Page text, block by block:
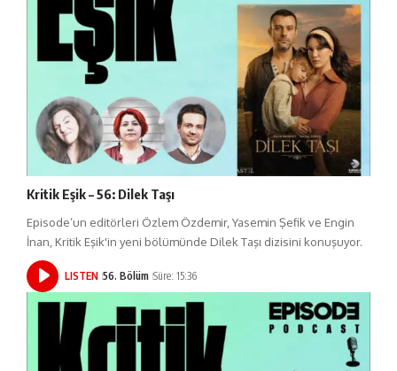
Kritik Eşik – 56: Dilek Taşı
Episode’un editörleri Özlem Özdemir, Yasemin Şefik ve Engin
İnan, Kritik Eşik'in yeni bölümünde Dilek Taşı dizisini konuşuyor.
LISTEN 56. Bölüm Süre: 15:36